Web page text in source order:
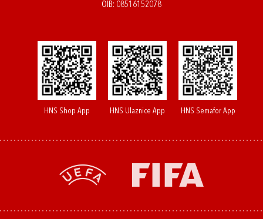
OIB: 08516152078
HNS Shop App HNS Ulaznice App HNS Semafor App